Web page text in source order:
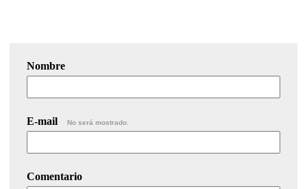
Nombre
E-mail No será mostrado.
Comentario